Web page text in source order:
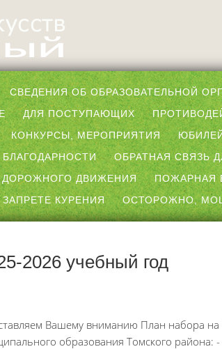
СВЕДЕНИЯ ОБ ОБРАЗОВАТЕЛЬНОЙ
ДЛЯ ПОСТУПАЮЩИХ
КОНКУРСЫ, МЕРОПРИЯТИЯ
ОБРАТНАЯ СВЯЗЬ
ДОРОЖНОГО ДВИЖЕНИЯ
ПОЖАРНАЯ
КУРЕНИЯ
ОСТОРОЖНО,
2026 учебный год
Вашему вниманию План набора на
образования Томского